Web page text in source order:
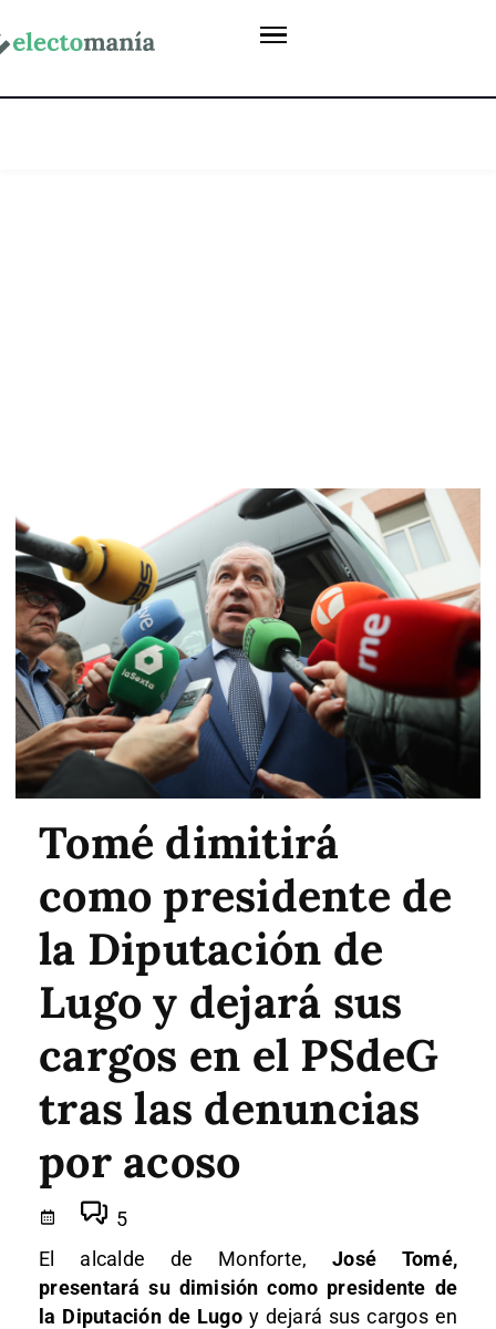
Tomé dimitirá
como presidente de
la Diputación de
Lugo y dejará sus
cargos en el PSdeG
tras las denuncias
por acoso
5
El alcalde de Monforte, José Tomé,
presentará su dimisión como presidente de
la Diputación de Lugoy dejará sus cargos en